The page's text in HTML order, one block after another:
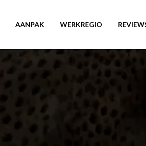
AANPAK WERKREGIO